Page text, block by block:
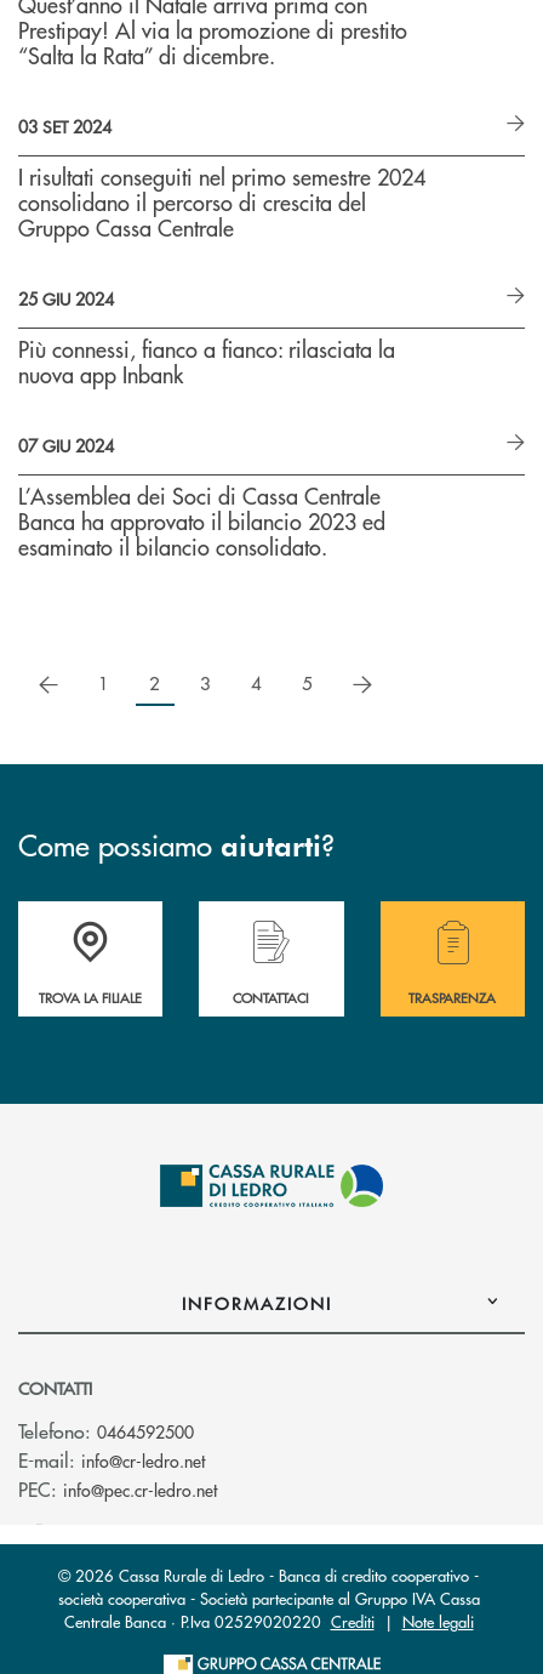
Prestipay! Al via la promozione di prestito
“Salta la Rata” di dicembre.
03 SET 2024
I risultati conseguiti nel primo semestre 2024
consolidano il percorso di crescita del
Gruppo Cassa Centrale
25 GIU 2024
Più connessi, fianco a fianco: rilasciata la
nuova app Inbank
07 GIU 2024
L’Assemblea dei Soci di Cassa Centrale
Banca ha approvato il bilancio 2023 ed
esaminato il bilancio consolidato.
precedente
1 2 3 4 5 successivo
Come possiamo aiutarti?
Accedi all' elenco completo delle filiali .
TROVA LA FILIALE
Hai bisogno di assistenza immediata?
CONTATTACI
Hai bisogno di
TRASPARENZA
INFORMAZIONI
CONTATTI
Telefono: 0464592500
E-mail: info@cr-ledro.net(si apre l’app di posta elettronica)
PEC: info@pec.cr-ledro.net(si apre l’app di posta elettronica)
© 2026 Cassa Rurale di Ledro - Banca di credito cooperativo -
società cooperativa - Società partecipante al Gruppo IVA Cassa
Centrale Banca · P.Iva 02529020220 Crediti| Note legali